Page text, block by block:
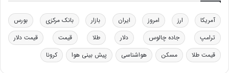
د
خ
و
د
ر
و
آمریکا ارز امروز ایران بازار بانک مرکزی
بورس
ترامپ
جاده چالوس دلار طلا قیمت
قیمت دلار
قیمت طلا
مسکن هواشناسی پیش بینی هوا کرونا